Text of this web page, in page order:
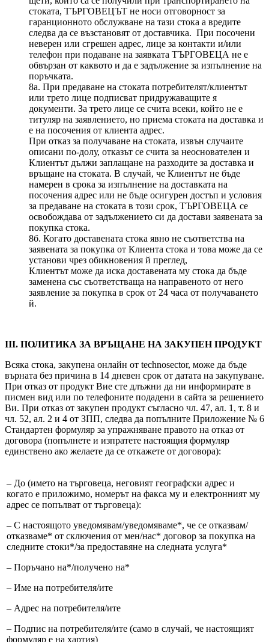
стоката, ТЪРГОВЕЦЪТ не носи отговорност за
гаранционното обслужване на тази стока а вредите
следва да се възстановят от доставчика. При посочени
неверен или сгрешен адрес, лице за контакти и/или
телефон при подаване на заявката ТЪРГОВЕЦА не е
обвързан от каквото и да е задължение за изпълнение на
поръчката.
8а. При предаване на стоката потребителят/клиентът
или трето лице подписват придружаващите я
документи. За трето лице се счита всеки, който не е
титуляр на заявлението, но приема стоката на доставка и
е на посочения от клиента адрес.
При отказ за получаване на стоката, извън случаите
описани по-долу, отказът се счита за неоснователен и
Клиентът дължи заплащане на разходите за доставка и
връщане на стоката. В случай, че Клиентът не бъде
намерен в срока за изпълнение на доставката на
посочения адрес или не бъде осигурен достъп и условия
за предаване на стоката в този срок, ТЪРГОВЕЦА се
освобождава от задължението си да достави заявената за
покупка стока.
8б. Когато доставената стока явно не съответства на
заявената за покупка от Клиента стока и това може да се
установи чрез обикновения й преглед,
Клиентът може да иска доставената му стока да бъде
заменена със съответстваща на направеното от него
заявление за покупка в срок от 24 часа от получаването
й.
III. ПОЛИТИКА ЗА ВРЪЩАНЕ НА ЗАКУПЕН ПРОДУКТ
Всяка стока, закупена онлайн от technosector, може да бъде
върната без причина в 14 дневен срок от датата на закупуване.
При отказ от продукт Вие сте длъжни да ни информирате в
писмен вид или по телефоните подадени в сайта за решението
Ви. При отказ от закупен продукт съгласно чл. 47, ал. 1, т. 8 и
чл. 52, ал. 2 и 4 от ЗПП, следва да попълните Приложение № 6
Стандартен формуляр за упражняване правото на отказ от
договора (попълнете и изпратете настоящия формуляр
единствено ако желаете да се откажете от договора):
– До (името на търговеца, неговият географски адрес и
когато е приложимо, номерът на факса му и електронният му
адрес се попълват от търговеца):
– С настоящото уведомявам/уведомяваме*, че се отказвам/
отказваме* от сключения от мен/нас* договор за покупка на
следните стоки*/за предоставяне на следната услуга*
– Поръчано на*/получено на*
– Име на потребителя/ите
– Адрес на потребителя/ите
– Подпис на потребителя/ите (само в случай, че настоящият
формуляр е на хартия)